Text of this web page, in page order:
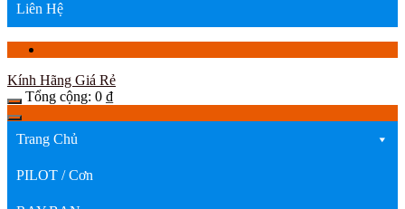
Liên Hệ
Kính Hãng Giá Rẻ
Tổng cộng: 0 ₫
Trang Chủ
PILOT / Cơn